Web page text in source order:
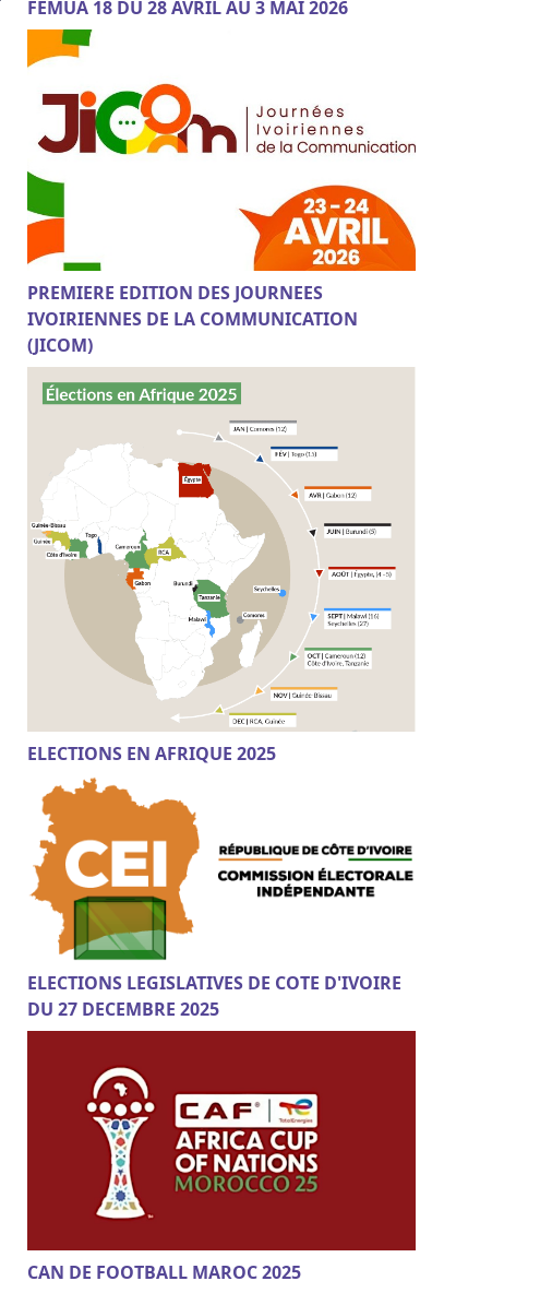
FEMUA 18 DU 28 AVRIL AU 3 MAI 2026
PREMIERE EDITION DES JOURNEES
IVOIRIENNES DE LA COMMUNICATION
(JICOM)
ELECTIONS EN AFRIQUE 2025
ELECTIONS LEGISLATIVES DE COTE D'IVOIRE
DU 27 DECEMBRE 2025
CAN DE FOOTBALL MAROC 2025